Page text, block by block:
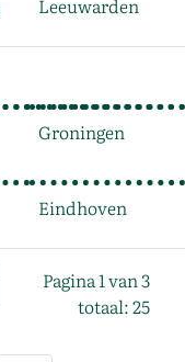
Pagina 1 van 3
totaal: 25
Leeuwarden
Groningen
Eindhoven